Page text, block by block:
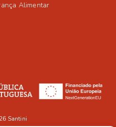
Alimentar
Santini